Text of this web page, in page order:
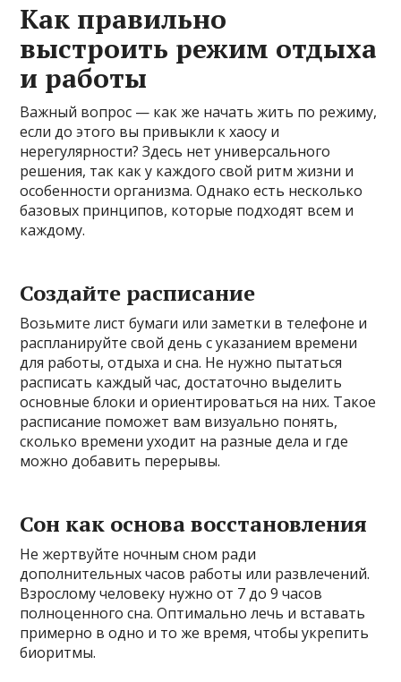
Как правильно
выстроить режим отдыха
и работы
Важный вопрос — как же начать жить по режиму,
если до этого вы привыкли к хаосу и
нерегулярности? Здесь нет универсального
решения, так как у каждого свой ритм жизни и
особенности организма. Однако есть несколько
базовых принципов, которые подходят всем и
каждому.
Создайте расписание
Возьмите лист бумаги или заметки в телефоне и
распланируйте свой день с указанием времени
для работы, отдыха и сна. Не нужно пытаться
расписать каждый час, достаточно выделить
основные блоки и ориентироваться на них. Такое
расписание поможет вам визуально понять,
сколько времени уходит на разные дела и где
можно добавить перерывы.
Сон как основа восстановления
Не жертвуйте ночным сном ради
дополнительных часов работы или развлечений.
Взрослому человеку нужно от 7 до 9 часов
полноценного сна. Оптимально лечь и вставать
примерно в одно и то же время, чтобы укрепить
биоритмы.